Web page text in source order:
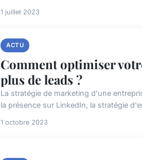
1 juillet 2023
ACTU
Comment optimiser
plus de leads ?
La stratégie de marketing d'une
la présence sur LinkedIn, la stratégie
1 octobre 2023